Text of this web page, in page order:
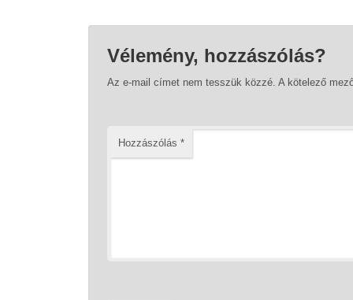
Vélemény, hozzászólás?
Az e-mail címet nem tesszük közzé. A kötelező
Hozzászólás *